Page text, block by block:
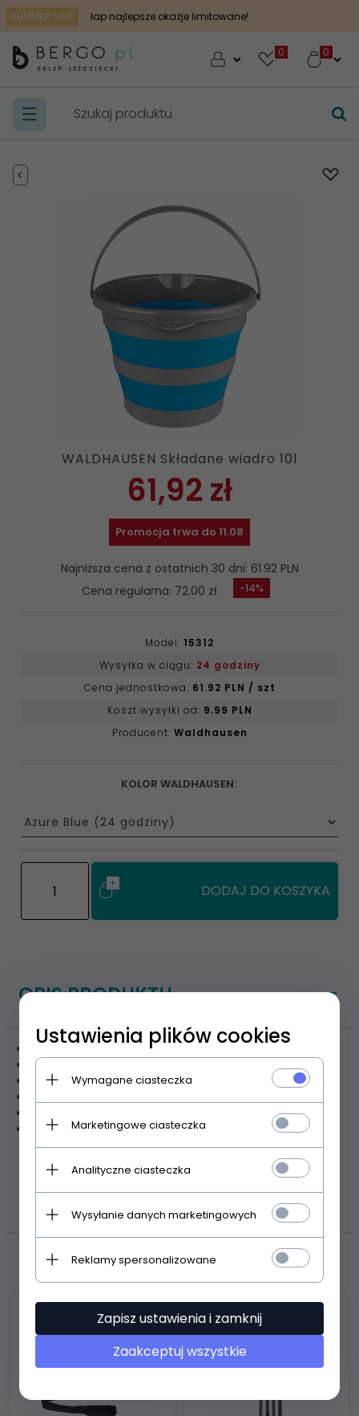
SUMMER SALE łap najlepsze okazje limitowane!
SKLEP JEŹDZIECKI
0
WALDHAUSEN Składane wiadro 10l
-14%
61,92 zł
Promocja trwa do 11.08
Najniższa cena z ostatnich 30 dni: 61.92 PLN
Cena regularna: 72.00 zł
Model: 15312
Wysyłka w ciągu: 24 godziny
Cena jednostkowa: 61.92 PLN / szt
Koszt wysyłki od: 9.99 PLN
Producent: Waldhausen
KOLOR WALDHAUSEN:
options[76]
DODAJ DO KOSZYKA
OPIS PRODUKTU
praktyczne składane wiadro marki Waldhausen
idealnie się sprawdzi w czasie podróży oraz zawodów
może również pełnić funkcje miski dla psa lub kota
pojemność: 10 l
ZASOBY DOTYCZĄCE
BEZPIECZEŃSTWA I PRODUKTÓW
Polecamy
Ustawienia plików cookies
Wymagane ciasteczka
Marketingowe ciasteczka
Analityczne ciasteczka
Wysyłanie danych marketingowych
Reklamy spersonalizowane
Zapisz ustawienia i zamknij
Zaakceptuj wszystkie